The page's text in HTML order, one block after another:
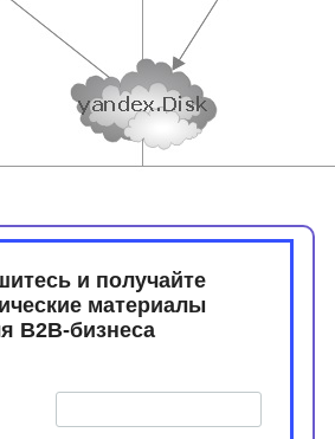
и получайте
материалы
B2B-бизнеса